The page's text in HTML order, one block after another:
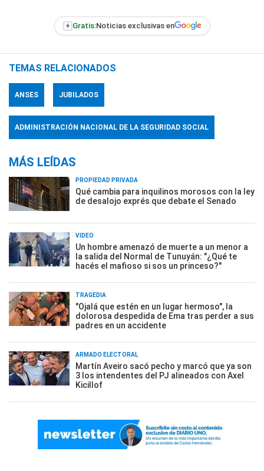
+ Gratis:Noticias exclusivas en
TEMAS RELACIONADOS
ANSES JUBILADOS
ADMINISTRACIÓN NACIONAL DE LA SEGURIDAD SOCIAL
MÁS LEÍDAS
PROPIEDAD PRIVADA
Qué cambia para inquilinos morosos con la ley
de desalojo exprés que debate el Senado
VIDEO
Un hombre amenazó de muerte a un menor a
la salida del Normal de Tunuyán: "¿Qué te
hacés el mafioso si sos un princeso?"
TRAGEDIA
"Ojalá que estén en un lugar hermoso", la
dolorosa despedida de Ema tras perder a sus
padres en un accidente
ARMADO ELECTORAL
Martín Aveiro sacó pecho y marcó que ya son
3 los intendentes del PJ alineados con Axel
Kicillof